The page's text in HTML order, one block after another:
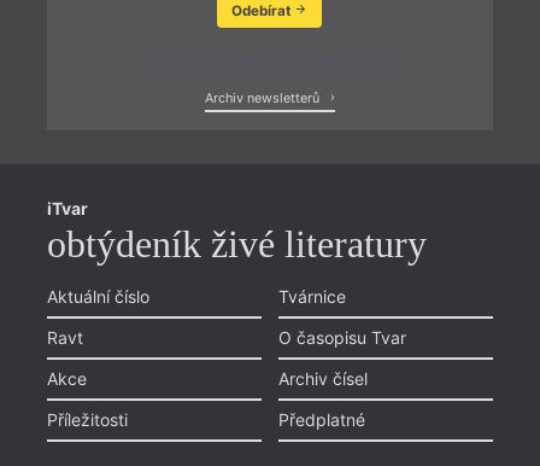
Odebírat
Archiv newsletterů
iTvar
obtýdeník živé literatury
Aktuální číslo
Ravt
Akce
Příležitosti
Tvárnice
O časopisu Tvar
Archiv čísel
Předplatné